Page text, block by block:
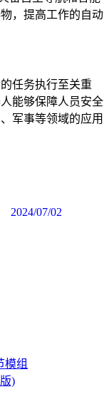
，提高工作的自动
任务执行至关重
能够保障人员安全
军事等领域的应用
2024/07/02
模组
)